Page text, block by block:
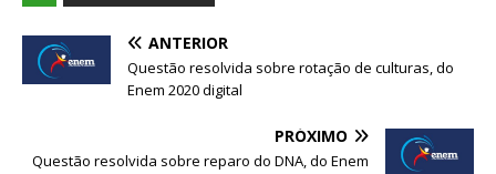
ANTERIOR
Questão resolvida sobre rotação de culturas, do
Enem 2020 digital
PRÓXIMO
Questão resolvida sobre reparo do DNA, do Enem